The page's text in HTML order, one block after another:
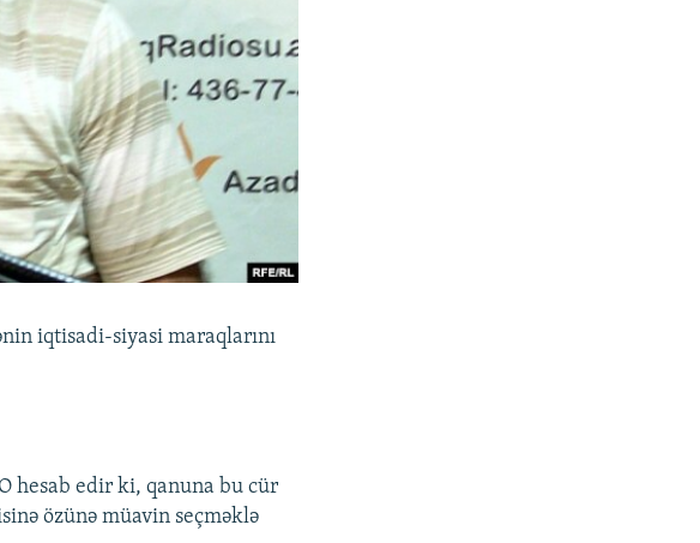
iqtisadi-siyasi maraqlarını
hesab edir ki, qanuna bu cür
özünə müavin seçməklə